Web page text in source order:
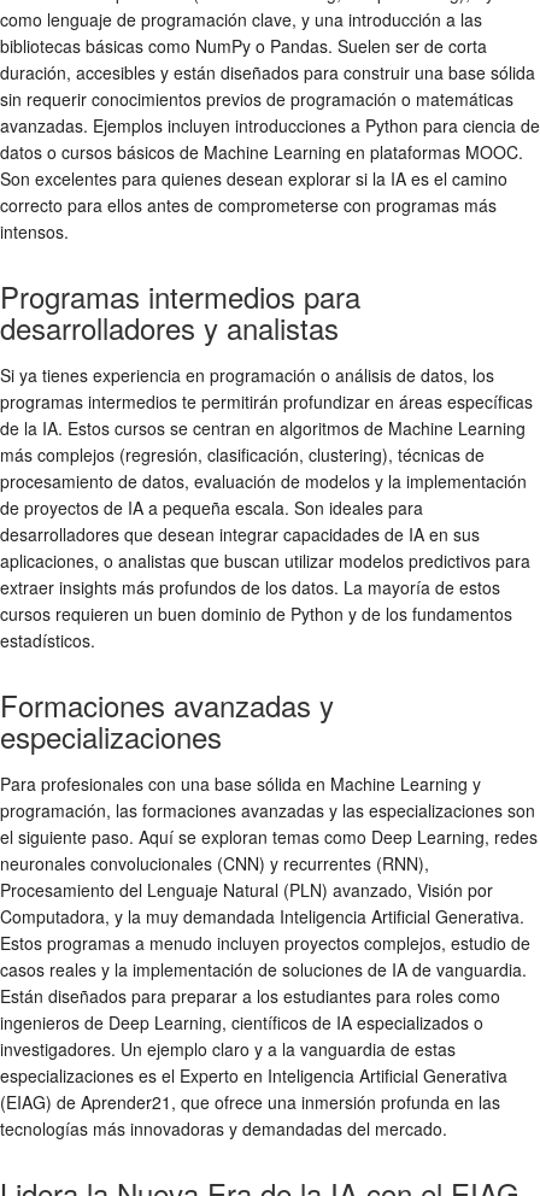
como lenguaje de programación clave, y una introducción a las
bibliotecas básicas como NumPy o Pandas. Suelen ser de corta
duración, accesibles y están diseñados para construir una base sólida
sin requerir conocimientos previos de programación o matemáticas
avanzadas. Ejemplos incluyen introducciones a Python para ciencia de
datos o cursos básicos de Machine Learning en plataformas MOOC.
Son excelentes para quienes desean explorar si la IA es el camino
correcto para ellos antes de comprometerse con programas más
intensos.
Programas intermedios para
desarrolladores y analistas
Si ya tienes experiencia en programación o análisis de datos, los
programas intermedios te permitirán profundizar en áreas específicas
de la IA. Estos cursos se centran en algoritmos de Machine Learning
más complejos (regresión, clasificación, clustering), técnicas de
procesamiento de datos, evaluación de modelos y la implementación
de proyectos de IA a pequeña escala. Son ideales para
desarrolladores que desean integrar capacidades de IA en sus
aplicaciones, o analistas que buscan utilizar modelos predictivos para
extraer insights más profundos de los datos. La mayoría de estos
cursos requieren un buen dominio de Python y de los fundamentos
estadísticos.
Formaciones avanzadas y
especializaciones
Para profesionales con una base sólida en Machine Learning y
programación, las formaciones avanzadas y las especializaciones son
el siguiente paso. Aquí se exploran temas como Deep Learning, redes
neuronales convolucionales (CNN) y recurrentes (RNN),
Procesamiento del Lenguaje Natural (PLN) avanzado, Visión por
Computadora, y la muy demandada Inteligencia Artificial Generativa.
Estos programas a menudo incluyen proyectos complejos, estudio de
casos reales y la implementación de soluciones de IA de vanguardia.
Están diseñados para preparar a los estudiantes para roles como
ingenieros de Deep Learning, científicos de IA especializados o
investigadores. Un ejemplo claro y a la vanguardia de estas
especializaciones es el Experto en Inteligencia Artificial Generativa
(EIAG) de Aprender21, que ofrece una inmersión profunda en las
tecnologías más innovadoras y demandadas del mercado.